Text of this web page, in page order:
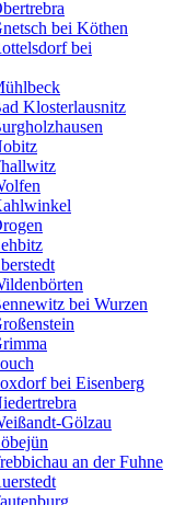
bei Köthen
bei
Klosterlausnitz
bei Wurzen
bei Eisenberg
Gölzau
an der Fuhne